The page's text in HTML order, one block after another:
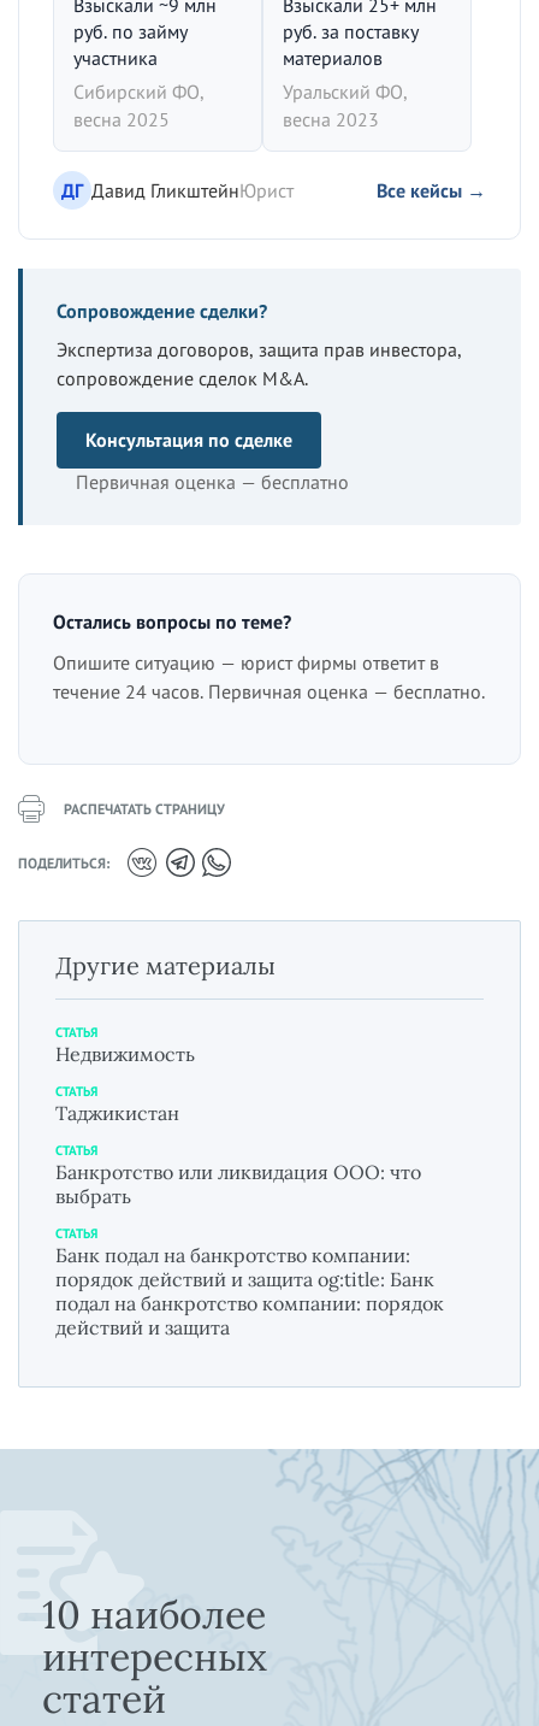
Взыскали ~9 млн
руб. по займу
участника
Сибирский ФО,
весна 2025
Взыскали 25+ млн
руб. за поставку
материалов
Уральский ФО,
весна 2023
ДГ Давид ГликштейнЮрист Все кейсы →
Сопровождение сделки?
Экспертиза договоров, защита прав инвестора,
сопровождение сделок M&A.
Консультация по сделке
Первичная оценка — бесплатно
Остались вопросы по теме?
Опишите ситуацию — юрист фирмы ответит в
течение 24 часов. Первичная оценка — бесплатно.
РАСПЕЧАТАТЬ СТРАНИЦУ
ПОДЕЛИТЬСЯ:
Другие материалы
СТАТЬЯ
Недвижимость
СТАТЬЯ
Таджикистан
СТАТЬЯ
Банкротство или ликвидация ООО: что
выбрать
СТАТЬЯ
Банк подал на банкротство компании:
порядок действий и защита og:title: Банк
подал на банкротство компании: порядок
действий и защита
10 наиболее
интересных
статей